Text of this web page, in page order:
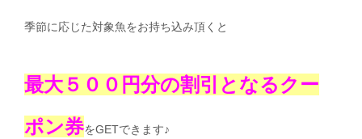
季節に応じた対象魚をお持ち込み頂くと
最大５００円分の割引となるクー
ポン券をGETできます♪